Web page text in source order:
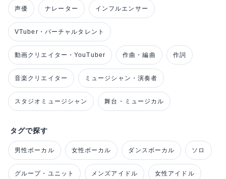
声優 ナレーター インフルエンサー
VTuber・バーチャルタレント
動画クリエイター・YouTuber 作曲・編曲 作詞
音楽クリエイター ミュージシャン・演奏者
スタジオミュージシャン 舞台・ミュージカル
タグで探す
男性ボーカル 女性ボーカル ダンスボーカル ソロ
グループ・ユニット メンズアイドル 女性アイドル